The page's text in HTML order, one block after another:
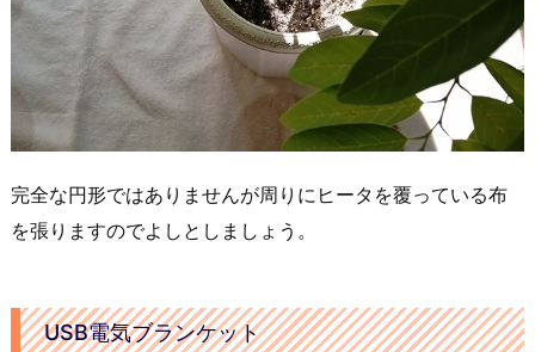
完全な円形ではありませんが周りにヒータを覆っている布
を張りますのでよしとしましょう。
USB電気ブランケット